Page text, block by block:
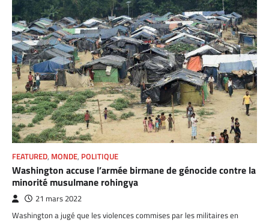
FEATURED, MONDE, POLITIQUE
Washington accuse l’armée birmane de génocide contre la
minorité musulmane rohingya
21 mars 2022
Washington a jugé que les violences commises par les militaires en